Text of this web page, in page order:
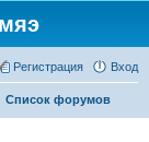
Вход
Регистрация
Список форумов